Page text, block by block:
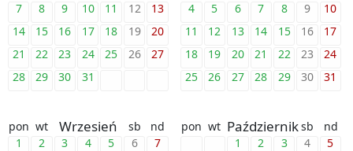
7
8 9 10 11 12
13
14
15 16 17 18 19
20
21
22 23 24 25 26
27
28
29 30 31
4
5 6 7 8 9
10
11
12 13 14 15 16
17
18
19 20 21 22 23
24
25
26 27 28 29 30 31
pon wt Wrzesień sb
nd
1
2 3 4 5 6
7
pon wt Październiksb
nd
1
2 3 4
5